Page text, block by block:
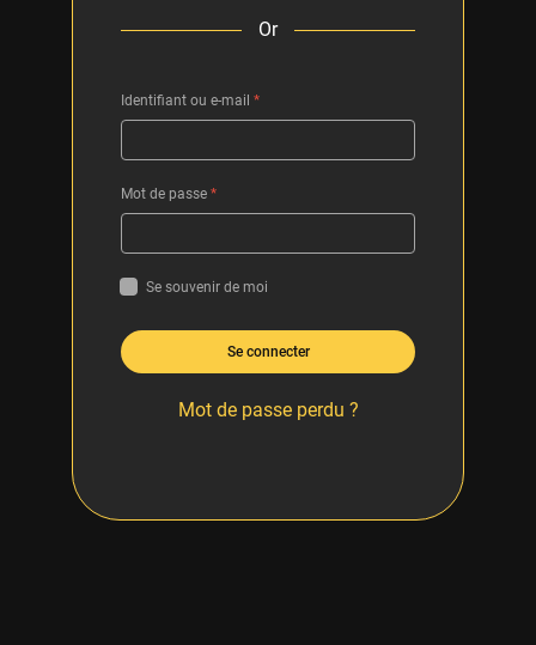
Or
Identifiant ou e-mail *
Mot de passe *
Se souvenir de moi
Se connecter
Mot de passe perdu ?